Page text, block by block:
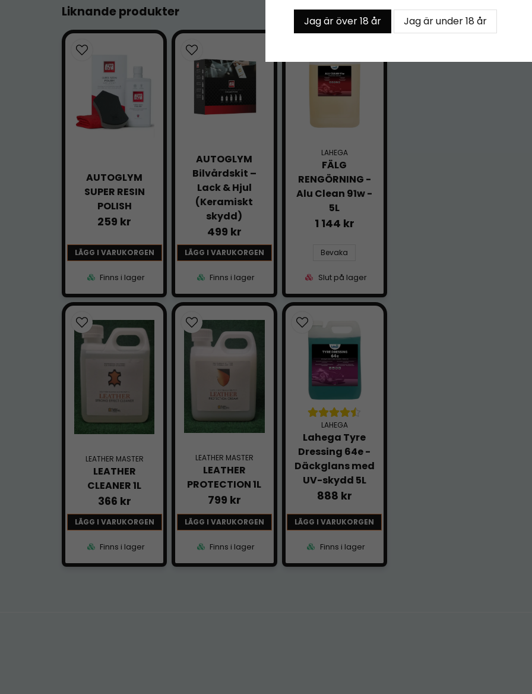
Funkade kanon löste
Mattias
Liknande produkter
AUTOGLYM
SUPER RESIN
POLISH
259 kr
LÄGG I VARUKORGEN
Finns i lager
AUTOGLYM
Bilvårdskit –
Lack & Hjul
(Keramiskt
skydd)
499 kr
LÄGG I VARUKORGEN
Finns i lager
LAHEGA
FÄLG
RENGÖRNING -
Alu Clean 91w -
5L
1 144 kr
Bevaka
Slut på lager
LEATHER MASTER
LEATHER
CLEANER 1L
366 kr
LÄGG I VARUKORGEN
Finns i lager
LEATHER MASTER
LEATHER
PROTECTION 1L
799 kr
LÄGG I VARUKORGEN
Finns i lager
LAHEGA
Lahega Tyre
Dressing 64e -
Däckglans med
UV-skydd 5L
888 kr
LÄGG I VARUKORGEN
Finns i lager
Relaterade kategorier
Jag är över 18 år Jag är under 18 år